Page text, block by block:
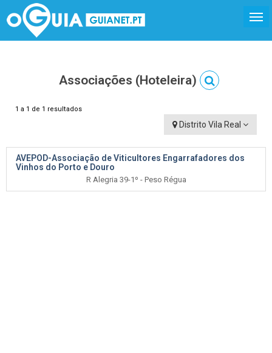
Associações (Hoteleira)
1 a 1 de 1 resultados
Distrito Vila Real
AVEPOD-Associação de Viticultores Engarrafadores dos
Vinhos do Porto e Douro
R Alegria 39-1º - Peso Régua